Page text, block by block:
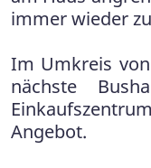
immer wieder
Im Umkreis
nächste
Angebot.